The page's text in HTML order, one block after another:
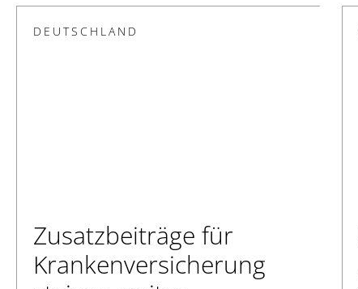
DEUTSCHLAND
Zusatzbeiträge für
Krankenversicherung